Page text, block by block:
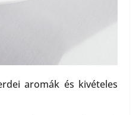
aromák és kivételes